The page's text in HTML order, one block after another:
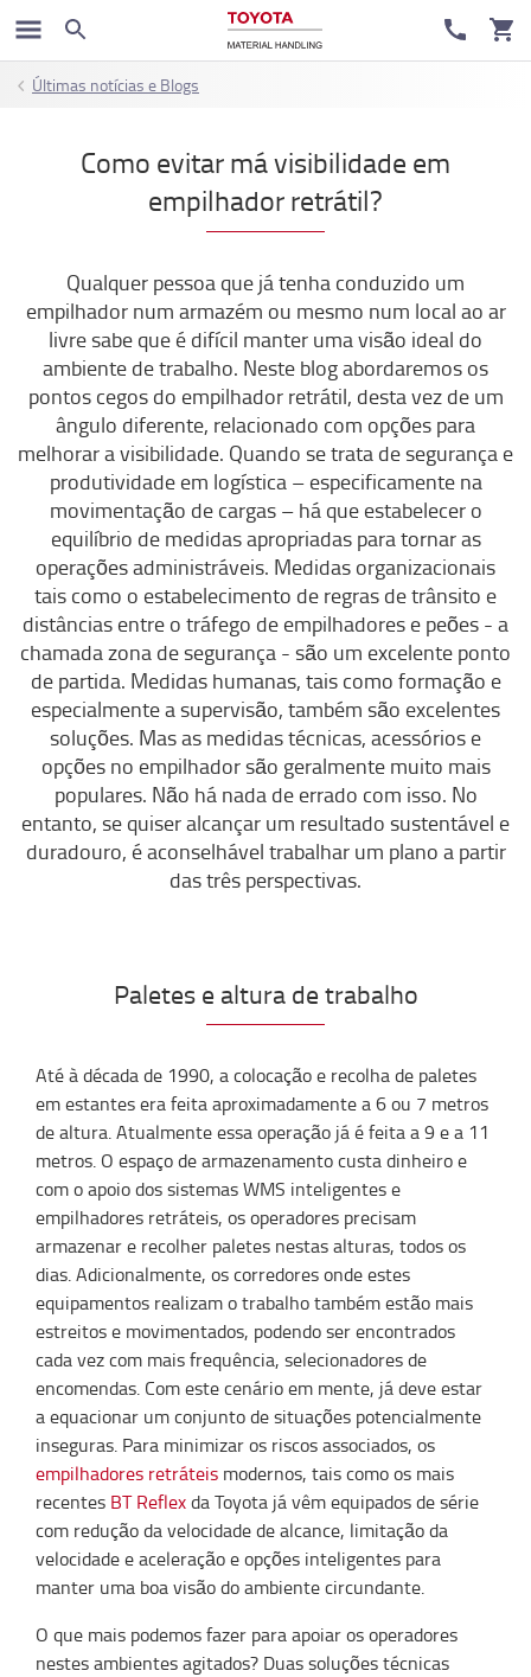
Últimas notícias e Blogs
Como evitar má visibilidade em
empilhador retrátil?
Qualquer pessoa que já tenha conduzido um
empilhador num armazém ou mesmo num local ao ar
livre sabe que é difícil manter uma visão ideal do
ambiente de trabalho. Neste blog abordaremos os
pontos cegos do empilhador retrátil, desta vez de um
ângulo diferente, relacionado com opções para
melhorar a visibilidade. Quando se trata de segurança e
produtividade em logística – especificamente na
movimentação de cargas – há que estabelecer o
equilíbrio de medidas apropriadas para tornar as
operações administráveis. Medidas organizacionais
tais como o estabelecimento de regras de trânsito e
distâncias entre o tráfego de empilhadores e peões - a
chamada zona de segurança - são um excelente ponto
de partida. Medidas humanas, tais como formação e
especialmente a supervisão, também são excelentes
soluções. Mas as medidas técnicas, acessórios e
opções no empilhador são geralmente muito mais
populares. Não há nada de errado com isso. No
entanto, se quiser alcançar um resultado sustentável e
duradouro, é aconselhável trabalhar um plano a partir
das três perspectivas.
Paletes e altura de trabalho
Até à década de 1990, a colocação e recolha de paletes
em estantes era feita aproximadamente a 6 ou 7 metros
de altura. Atualmente essa operação já é feita a 9 e a 11
metros. O espaço de armazenamento custa dinheiro e
com o apoio dos sistemas WMS inteligentes e
empilhadores retráteis, os operadores precisam
armazenar e recolher paletes nestas alturas, todos os
dias. Adicionalmente, os corredores onde estes
equipamentos realizam o trabalho também estão mais
estreitos e movimentados, podendo ser encontrados
cada vez com mais frequência, selecionadores de
encomendas. Com este cenário em mente, já deve estar
a equacionar um conjunto de situações potencialmente
inseguras. Para minimizar os riscos associados, os
empilhadores retráteis modernos, tais como os mais
recentes BT Reflexda Toyota já vêm equipados de série
com redução da velocidade de alcance, limitação da
velocidade e aceleração e opções inteligentes para
manter uma boa visão do ambiente circundante.
O que mais podemos fazer para apoiar os operadores
nestes ambientes agitados? Duas soluções técnicas